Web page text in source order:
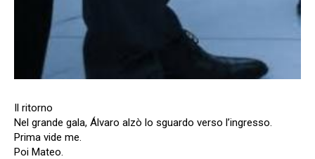
Il ritorno
Nel grande gala, Álvaro alzò lo sguardo verso l’ingresso.
Prima vide me.
Poi Mateo.